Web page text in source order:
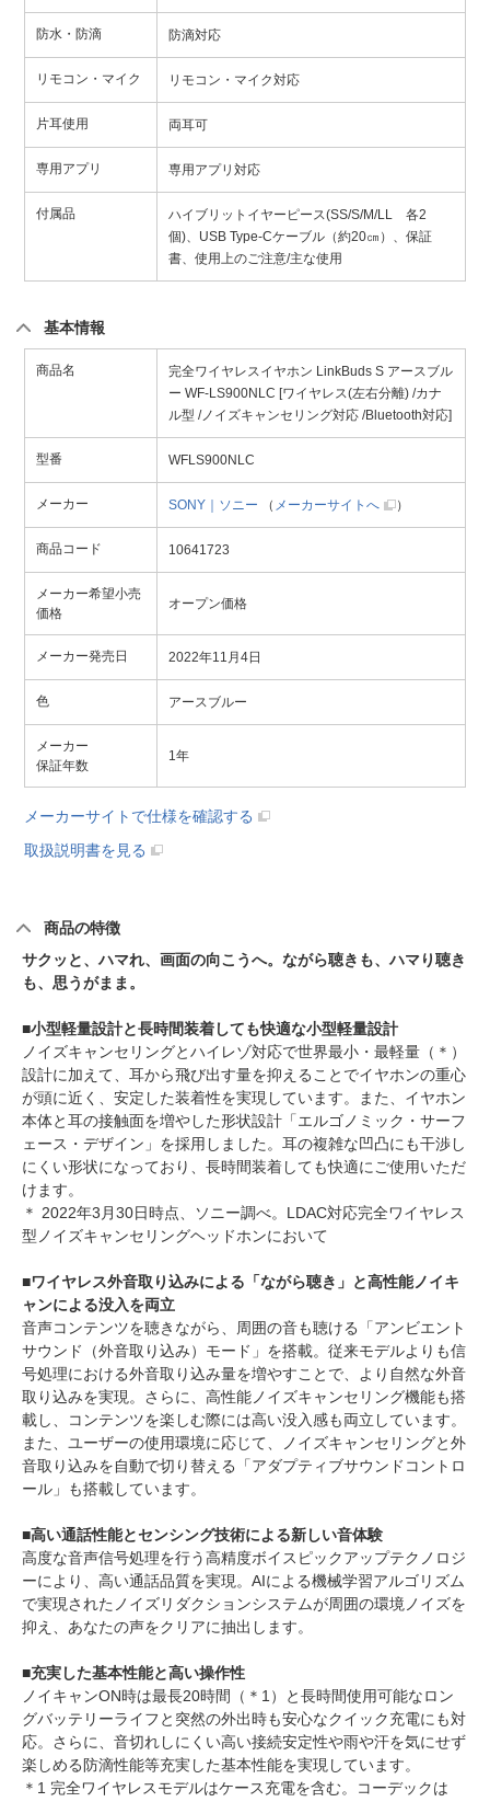
防水・防滴 防滴対応
リモコン・マイク リモコン・マイク対応
片耳使用 両耳可
専用アプリ 専用アプリ対応
付属品
ハイブリットイヤーピース(SS/S/M/LL 各2
個)、USB Type-Cケーブル（約20㎝）、保証
書、使用上のご注意/主な使用
基本情報
商品名
完全ワイヤレスイヤホン LinkBuds S アースブル
ー WF-LS900NLC [ワイヤレス(左右分離) /カナ
ル型 /ノイズキャンセリング対応 /Bluetooth対応]
型番 WFLS900NLC
メーカー SONY｜ソニー （ メーカーサイトへ ）
商品コード 10641723
メーカー希望小売
価格
オープン価格
メーカー発売日 2022年11月4日
色 アースブルー
メーカー
保証年数
1年
メーカーサイトで仕様を確認する
取扱説明書を見る
商品の特徴
サクッと、ハマれ、画面の向こうへ。ながら聴きも、ハマり聴き
も、思うがまま。
■小型軽量設計と長時間装着しても快適な小型軽量設計
ノイズキャンセリングとハイレゾ対応で世界最小・最軽量（＊）
設計に加えて、耳から飛び出す量を抑えることでイヤホンの重心
が頭に近く、安定した装着性を実現しています。また、イヤホン
本体と耳の接触面を増やした形状設計「エルゴノミック・サーフ
ェース・デザイン」を採用しました。耳の複雑な凹凸にも干渉し
にくい形状になっており、長時間装着しても快適にご使用いただ
けます。
＊ 2022年3月30日時点、ソニー調べ。LDAC対応完全ワイヤレス
型ノイズキャンセリングヘッドホンにおいて
■ワイヤレス外音取り込みによる「ながら聴き」と高性能ノイキ
ャンによる没入を両立
音声コンテンツを聴きながら、周囲の音も聴ける「アンビエント
サウンド（外音取り込み）モード」を搭載。従来モデルよりも信
号処理における外音取り込み量を増やすことで、より自然な外音
取り込みを実現。さらに、高性能ノイズキャンセリング機能も搭
載し、コンテンツを楽しむ際には高い没入感も両立しています。
また、ユーザーの使用環境に応じて、ノイズキャンセリングと外
音取り込みを自動で切り替える「アダプティブサウンドコントロ
ール」も搭載しています。
■高い通話性能とセンシング技術による新しい音体験
高度な音声信号処理を行う高精度ボイスピックアップテクノロジ
ーにより、高い通話品質を実現。AIによる機械学習アルゴリズム
で実現されたノイズリダクションシステムが周囲の環境ノイズを
抑え、あなたの声をクリアに抽出します。
■充実した基本性能と高い操作性
ノイキャンON時は最長20時間（＊1）と長時間使用可能なロン
グバッテリーライフと突然の外出時も安心なクイック充電にも対
応。さらに、音切れしにくい高い接続安定性や雨や汗を気にせず
楽しめる防滴性能等充実した基本性能を実現しています。
＊1 完全ワイヤレスモデルはケース充電を含む。コーデックは